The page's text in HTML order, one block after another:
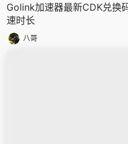
Golink加速器最新CDK兑换
速时长
八哥